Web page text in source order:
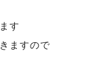
す
ますので